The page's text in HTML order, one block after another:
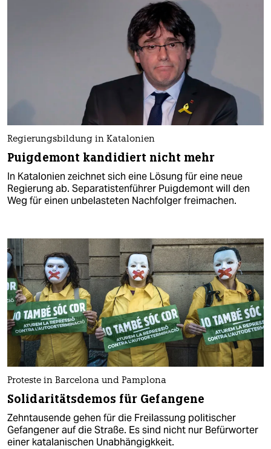
Regierungsbildung in Katalonien
Puigdemont kandidiert nicht mehr
In Katalonien zeichnet sich eine Lösung für eine neue
Regierung ab. Separatistenführer Puigdemont will den
Weg für einen unbelasteten Nachfolger freimachen.
Proteste in Barcelona und Pamplona
Solidaritätsdemos für Gefangene
Zehntausende gehen für die Freilassung politischer
Gefangener auf die Straße. Es sind nicht nur Befürworter
einer katalanischen Unabhängigkkeit.